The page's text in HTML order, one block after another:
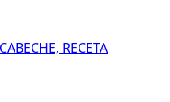
RECETA